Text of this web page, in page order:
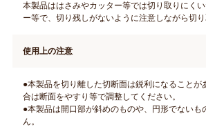
本製品ははさみやカッター等では切り取りにく
ー等で、切り残しがないように注意しながら切り
使用上の注意
●本製品を切り離した切断面は鋭利になることが
合は断面をやすり等で調整してください。
●本製品は開口部が斜めのものや、円形でないも
ん。